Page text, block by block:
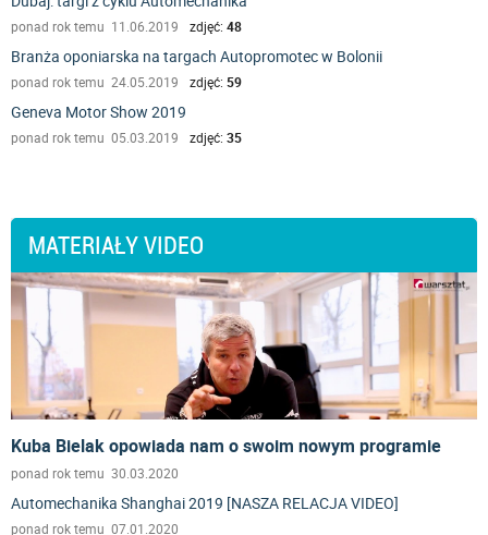
ponad rok temu 11.06.2019 zdjęć: 48
Branża oponiarska na targach Autopromotec w Bolonii
ponad rok temu 24.05.2019 zdjęć: 59
Geneva Motor Show 2019
ponad rok temu 05.03.2019 zdjęć: 35
MATERIAŁY VIDEO
Kuba Bielak opowiada nam o swoim nowym programie
ponad rok temu 30.03.2020
Automechanika Shanghai 2019 [NASZA RELACJA VIDEO]
ponad rok temu 07.01.2020